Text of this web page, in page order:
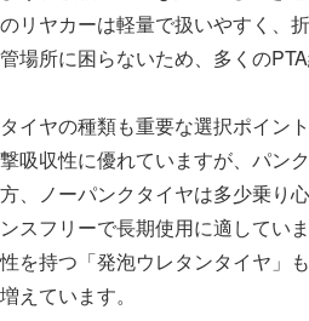
のリヤカーは軽量で扱いやすく、
管場所に困らないため、多くの
タイヤの種類も重要な選択ポイン
撃吸収性に優れていますが、パン
方、ノーパンクタイヤは多少乗り
ンスフリーで長期使用に適してい
性を持つ「発泡ウレタンタイヤ」
増えています。